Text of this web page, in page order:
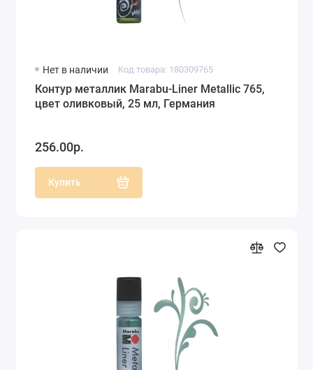
Нет в наличии Код товара: 180309765
Контур металлик Marabu-Liner Metallic 765,
цвет оливковый, 25 мл, Германия
256.00р.
Купить